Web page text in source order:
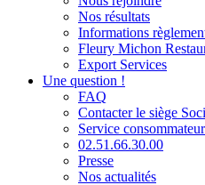
Nos résultats
Informations
Fleury Michon
Export Services
Une question !
FAQ
Contacter le siège
Service
02.51.66.30.00
Presse
Nos actualités